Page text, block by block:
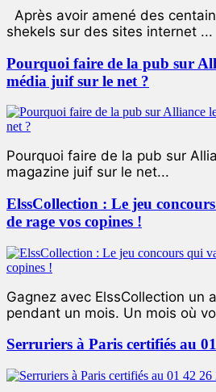
Après avoir amené des
shekels sur des sites internet ...
Pourquoi faire de la pub sur
média juif sur le net ?
Pourquoi faire de la pub sur
magazine juif sur le net...
ElssCollection : Le jeu
de rage vos copines !
Gagnez avec ElssCollection un
pendant un mois. Un mois où
Serruriers à Paris certifiés au